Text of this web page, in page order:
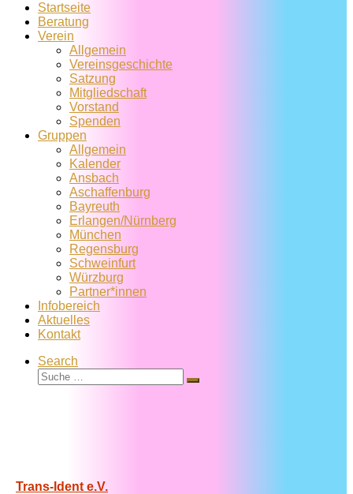
Startseite
Beratung
Verein
Allgemein
Vereins­geschichte
Satzung
Mitglied­schaft
Vorstand
Spenden
Gruppen
Allgemein
Kalender
Ansbach
Aschaffenburg
Bayreuth
Erlangen/Nürnberg
München
Regensburg
Schweinfurt
Würzburg
Partner*innen
Infobereich
Aktuelles
Kontakt
Search
Suche
Suche
Trans-Ident e.V.